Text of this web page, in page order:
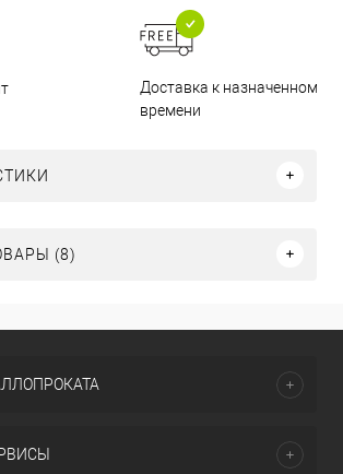
Доставка к назначенному
времени
(8)